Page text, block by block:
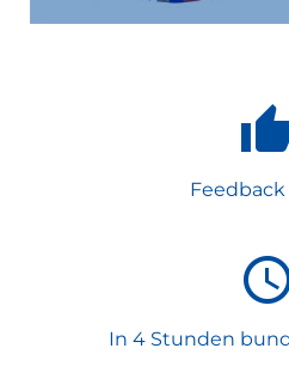
In 4 Stunden